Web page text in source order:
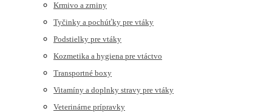
Krmivo a zrniny
Tyčinky a pochúťky pre vtáky
Podstielky pre vtáky
Kozmetika a hygiena pre vtáctvo
Transportné boxy
Vitamíny a doplnky stravy pre vtáky
Veterinárne prípravky